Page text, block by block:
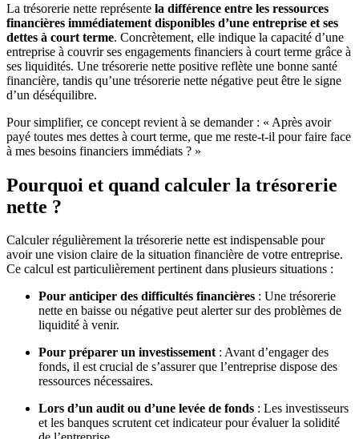
La trésorerie nette représente la différence entre les ressources
financières immédiatement disponibles d’une entreprise et ses
dettes à court terme. Concrètement, elle indique la capacité d’une
entreprise à couvrir ses engagements financiers à court terme grâce à
ses liquidités. Une trésorerie nette positive reflète une bonne santé
financière, tandis qu’une trésorerie nette négative peut être le signe
d’un déséquilibre.
Pour simplifier, ce concept revient à se demander : « Après avoir
payé toutes mes dettes à court terme, que me reste-t-il pour faire face
à mes besoins financiers immédiats ? »
Pourquoi et quand calculer la trésorerie
nette ?
Calculer régulièrement la trésorerie nette est indispensable pour
avoir une vision claire de la situation financière de votre entreprise.
Ce calcul est particulièrement pertinent dans plusieurs situations :
Pour anticiper des difficultés financières : Une trésorerie
nette en baisse ou négative peut alerter sur des problèmes de
liquidité à venir.
Pour préparer un investissement: Avant d’engager des
fonds, il est crucial de s’assurer que l’entreprise dispose des
ressources nécessaires.
Lors d’un audit ou d’une levée de fonds : Les investisseurs
et les banques scrutent cet indicateur pour évaluer la solidité